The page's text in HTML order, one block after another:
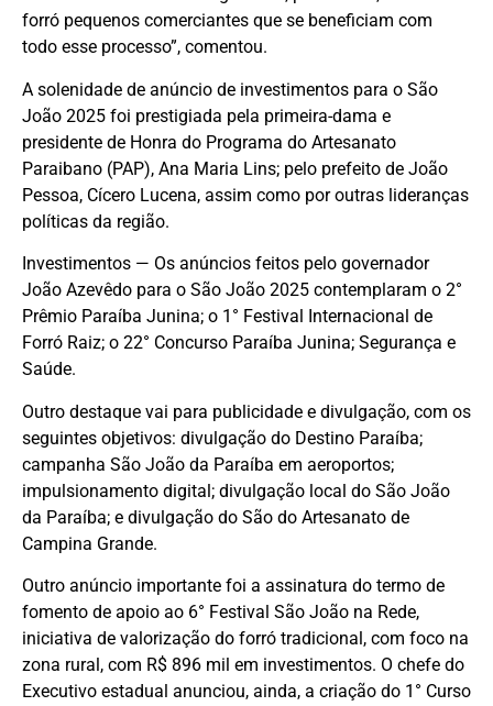
forró pequenos comerciantes que se beneficiam com
todo esse processo”, comentou.
A solenidade de anúncio de investimentos para o São
João 2025 foi prestigiada pela primeira-dama e
presidente de Honra do Programa do Artesanato
Paraibano (PAP), Ana Maria Lins; pelo prefeito de João
Pessoa, Cícero Lucena, assim como por outras lideranças
políticas da região.
Investimentos — Os anúncios feitos pelo governador
João Azevêdo para o São João 2025 contemplaram o 2°
Prêmio Paraíba Junina; o 1° Festival Internacional de
Forró Raiz; o 22° Concurso Paraíba Junina; Segurança e
Saúde.
Outro destaque vai para publicidade e divulgação, com os
seguintes objetivos: divulgação do Destino Paraíba;
campanha São João da Paraíba em aeroportos;
impulsionamento digital; divulgação local do São João
da Paraíba; e divulgação do São do Artesanato de
Campina Grande.
Outro anúncio importante foi a assinatura do termo de
fomento de apoio ao 6° Festival São João na Rede,
iniciativa de valorização do forró tradicional, com foco na
zona rural, com R$ 896 mil em investimentos. O chefe do
Executivo estadual anunciou, ainda, a criação do 1° Curso